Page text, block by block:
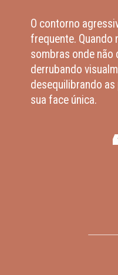
O contorno
frequente. Quando
sombras onde não
derrubando
desequilibrando
sua face única.